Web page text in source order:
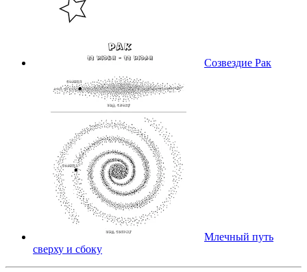
Созвездие Рак
Млечный путь
сверху и сбоку